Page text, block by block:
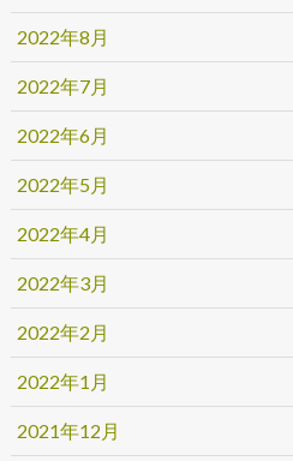
2022年8月
2022年7月
2022年6月
2022年5月
2022年4月
2022年3月
2022年2月
2022年1月
2021年12月